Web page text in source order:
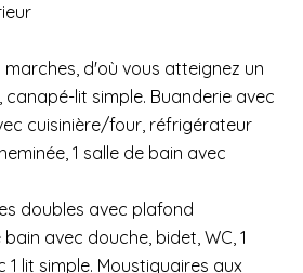
d'où vous atteignez un
lit simple. Buanderie avec
cuisinière/four, réfrigérateur
1 salle de bain avec
doubles avec plafond
avec douche, bidet, WC, 1
lit simple. Moustiquaires aux